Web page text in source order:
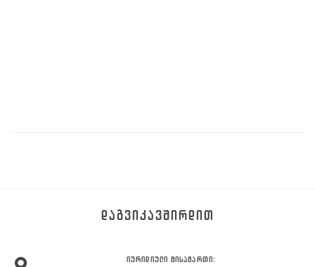
ᲓᲐᲒᲕᲘᲙᲐᲕᲨᲘᲠᲓᲘᲗ
ᲘᲣᲠᲘᲓᲘᲣᲚᲘ ᲛᲘᲡᲐᲛᲐᲠᲗᲘ: